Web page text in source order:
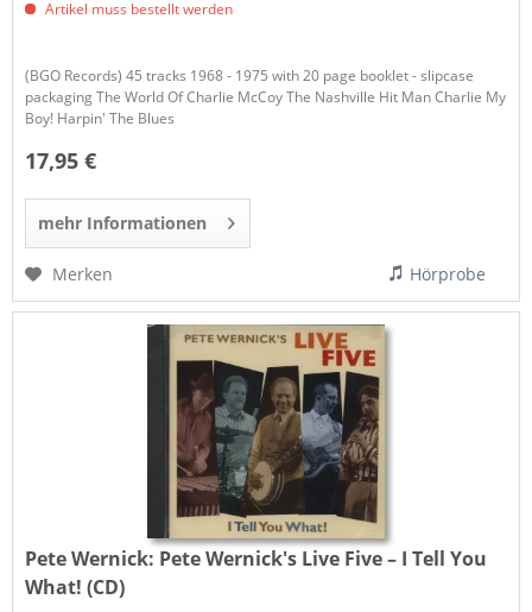
Artikel muss bestellt werden
(BGO Records) 45 tracks 1968 - 1975 with 20 page booklet - slipcase
packaging The World Of Charlie McCoy The Nashville Hit Man Charlie My
Boy! Harpin' The Blues
17,95 €
mehr Informationen
Merken Hörprobe
Pete Wernick: Pete Wernick's Live Five – I Tell You
What! (CD)